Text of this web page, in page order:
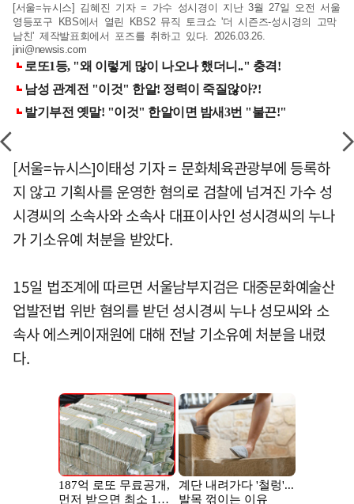
[서울=뉴시스] 김혜진 기자 = 가수 성시경이 지난 3월 27일 오전 서울
영등포구 KBS에서 열린 KBS2 뮤직 토크쇼 '더 시즌즈-성시경의 고막
남친' 제작발표회에서 포즈를 취하고 있다. 2026.03.26.
jini@newsis.com
[서울=뉴시스]이태성 기자 = 문화체육관광부에 등록하
지 않고 기획사를 운영한 혐의로 검찰에 넘겨진 가수 성
시경씨의 소속사와 소속사 대표이사인 성시경씨의 누나
가 기소유예 처분을 받았다.
15일 법조계에 따르면 서울남부지검은 대중문화예술산
업발전법 위반 혐의를 받던 성시경씨 누나 성모씨와 소
속사 에스케이재원에 대해 전날 기소유예 처분을 내렸
다.